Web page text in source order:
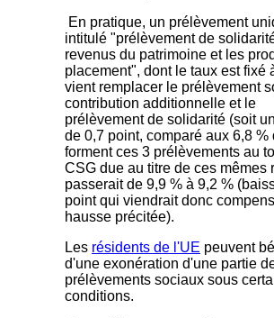
En pratique, un prélèvement
intitulé "prélèvement de
revenus du patrimoine et les
placement", dont le taux est fixé
vient remplacer le prélèvement
contribution additionnelle et le
prélèvement de solidarité (soit
de 0,7 point, comparé aux 6,8 %
forment ces 3 prélèvements au
CSG due au titre de ces mêmes
passerait de 9,9 % à 9,2 %
point qui viendrait donc
hausse précitée).
Les résidents de l'UE peuvent
d'une exonération d'une partie
prélèvements sociaux sous
conditions.